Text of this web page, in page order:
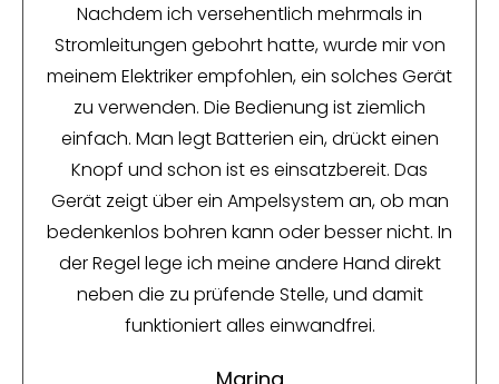
Nachdem ich versehentlich mehrmals in
Stromleitungen gebohrt hatte, wurde mir von
meinem Elektriker empfohlen, ein solches Gerät
zu verwenden. Die Bedienung ist ziemlich
einfach. Man legt Batterien ein, drückt einen
Knopf und schon ist es einsatzbereit. Das
Gerät zeigt über ein Ampelsystem an, ob man
bedenkenlos bohren kann oder besser nicht. In
der Regel lege ich meine andere Hand direkt
neben die zu prüfende Stelle, und damit
funktioniert alles einwandfrei.